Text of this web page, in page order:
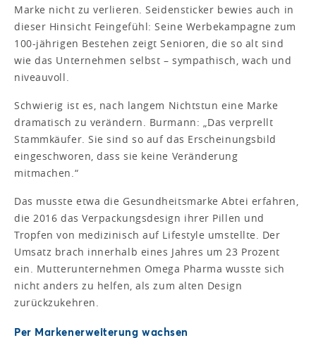
Marke nicht zu verlieren. Seidensticker bewies auch in
dieser Hinsicht Feingefühl: Seine Werbekampagne zum
100-jährigen Bestehen zeigt Senioren, die so alt sind
wie das Unternehmen selbst – sympathisch, wach und
niveauvoll.
Schwierig ist es, nach langem Nichtstun eine Marke
dramatisch zu verändern. Burmann: „Das verprellt
Stammkäufer. Sie sind so auf das Erscheinungsbild
eingeschworen, dass sie keine Veränderung
mitmachen.“
Das musste etwa die Gesundheitsmarke Abtei erfahren,
die 2016 das Verpackungsdesign ihrer Pillen und
Tropfen von medizinisch auf Lifestyle umstellte. Der
Umsatz brach innerhalb eines Jahres um 23 Prozent
ein. Mutterunternehmen Omega Pharma wusste sich
nicht anders zu helfen, als zum alten Design
zurückzukehren.
Per Markenerweiterung wachsen